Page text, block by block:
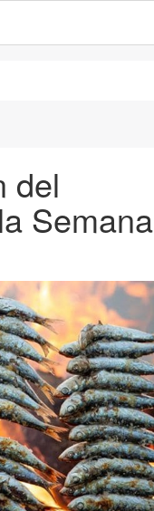
del
Semana